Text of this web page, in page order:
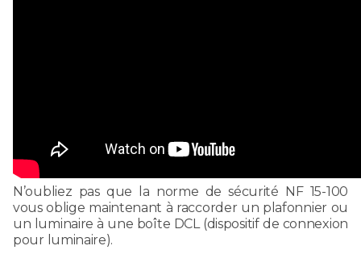
N’oubliez pas que la norme de sécurité NF 15-100
vous oblige maintenant à raccorder un plafonnier ou
un luminaire à une boîte DCL (dispositif de connexion
pour luminaire).